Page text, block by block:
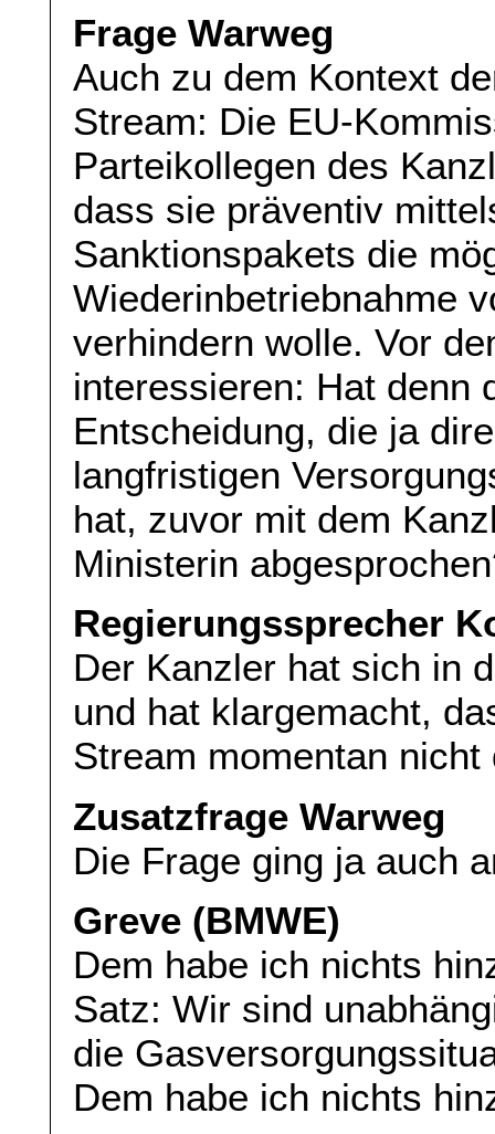
Frage Warweg
Auch zu dem Kontext
Stream: Die EU-
Parteikollegen des
dass sie präventiv
Sanktionspakets die
Wiederinbetriebnahme
verhindern wolle. Vor
interessieren: Hat denn
Entscheidung, die ja
langfristigen
hat, zuvor mit dem
Ministerin
Regierungssprecher
Der Kanzler hat sich in
und hat klargemacht,
Stream momentan
Zusatzfrage Warweg
Die Frage ging ja auch
Greve (BMWE)
Dem habe ich nichts
Satz: Wir sind
die
Dem habe ich nichts